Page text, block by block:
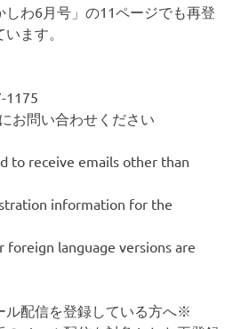
しわ6月号」の11ページでも再登
ます。
1175
お問い合わせください
to receive emails other than
information for the
language versions are
配信を登録している方へ※